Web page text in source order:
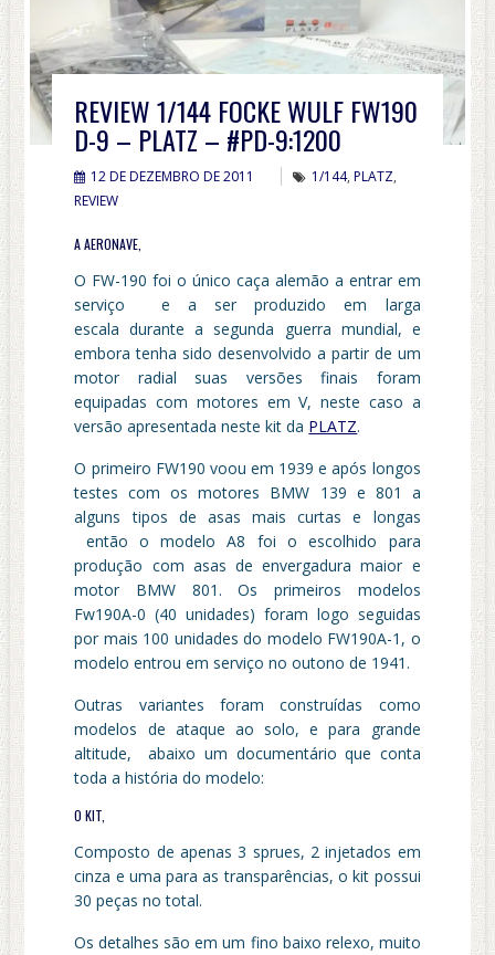
REVIEW 1/144 FOCKE WULF FW190
D-9 – PLATZ – #PD-9:1200
12 DE DEZEMBRO DE 2011 1/144,PLATZ,
REVIEW
A AERONAVE,
O FW-190 foi o único caça alemão a entrar em
serviço e a ser produzido em larga
escala durante a segunda guerra mundial, e
embora tenha sido desenvolvido a partir de um
motor radial suas versões finais foram
equipadas com motores em V, neste caso a
versão apresentada neste kit da PLATZ.
O primeiro FW190 voou em 1939 e após longos
testes com os motores BMW 139 e 801 a
alguns tipos de asas mais curtas e longas
então o modelo A8 foi o escolhido para
produção com asas de envergadura maior e
motor BMW 801. Os primeiros modelos
Fw190A-0 (40 unidades) foram logo seguidas
por mais 100 unidades do modelo FW190A-1, o
modelo entrou em serviço no outono de 1941.
Outras variantes foram construídas como
modelos de ataque ao solo, e para grande
altitude, abaixo um documentário que conta
toda a história do modelo:
O KIT,
Composto de apenas 3 sprues, 2 injetados em
cinza e uma para as transparências, o kit possui
30 peças no total.
Os detalhes são em um fino baixo relexo, muito